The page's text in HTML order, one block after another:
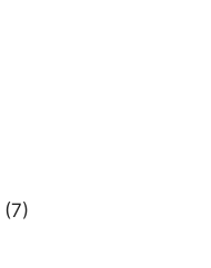
(7)